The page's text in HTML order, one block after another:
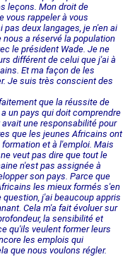
leçons. Mon droit de
vous rappeler à vous
deux langages, je n'en ai
a réservé la population
le président Wade. Je ne
différent de celui que j'ai à
Et ma façon de les
Je suis très conscient des
que la réussite de
un pays qui doit comprendre
une responsabilité pour
que les jeunes Africains ont
et à l'emploi. Mais
veut pas dire que tout le
n'est pas assignée à
son pays. Parce que
les mieux formés s'en
question, j'ai beaucoup appris
Cela m'a fait évoluer sur
la sensibilité et
qu'ils veulent former leurs
les emplois qui
que nous voulons régler.